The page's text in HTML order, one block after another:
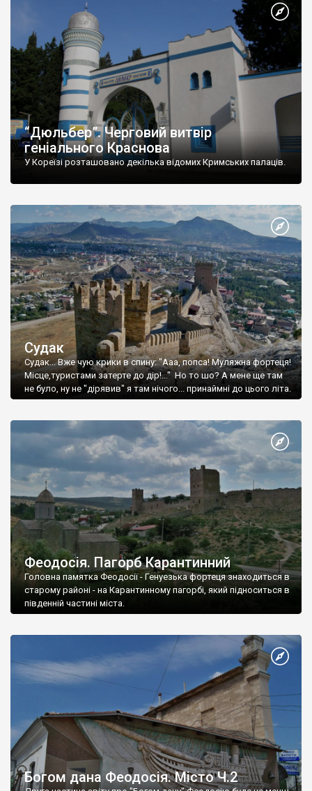
“Дюльбер”. Черговий витвір
геніального Краснова
У Кореїзі розташовано декілька відомих Кримських палаців.
Судак
Судак... Вже чую крики в спину: "Ааа, попса! Муляжна фортеця!
Місце,туристами затерте до дір!..." Но то шо? А мене ще там
не було, ну не "дірявив" я там нічого... принаймні до цього літа.
Феодосія. Пагорб Карантинний
Головна памятка Феодосії - Генуезька фортеця знаходиться в
старому районі - на Карантинному пагорбі, який підноситься в
південній частині міста.
Богом дана Феодосія. Місто Ч.2